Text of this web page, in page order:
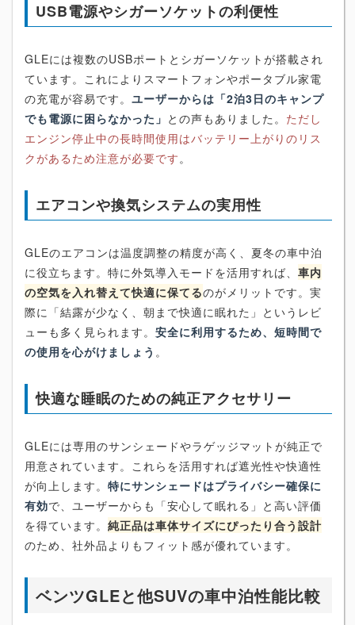
USB電源やシガーソケットの利便性
GLEには複数のUSBポートとシガーソケットが搭載され
ています。これによりスマートフォンやポータブル家電
の充電が容易です。 ユーザーからは「2泊3日のキャンプ
でも電源に困らなかった」 との声もありました。 ただし
エンジン停止中の長時間使用はバッテリー上がりのリス
クがあるため注意が必要です。
エアコンや換気システムの実用性
GLEのエアコンは温度調整の精度が高く、夏冬の車中泊
に役立ちます。特に外気導入モードを活用すれば、 車内
の空気を入れ替えて快適に保てるのがメリットです。実
際に「結露が少なく、朝まで快適に眠れた」というレビ
ューも多く見られます。 安全に利用するため、短時間で
の使用を心がけましょう 。
快適な睡眠のための純正アクセサリー
GLEには専用のサンシェードやラゲッジマットが純正で
用意されています。これらを活用すれば遮光性や快適性
が向上します。 特にサンシェードはプライバシー確保に
有効で、ユーザーからも「安心して眠れる」と高い評価
を得ています。 純正品は車体サイズにぴったり合う設計
のため、社外品よりもフィット感が優れています。
ベンツGLEと他SUVの車中泊性能比較